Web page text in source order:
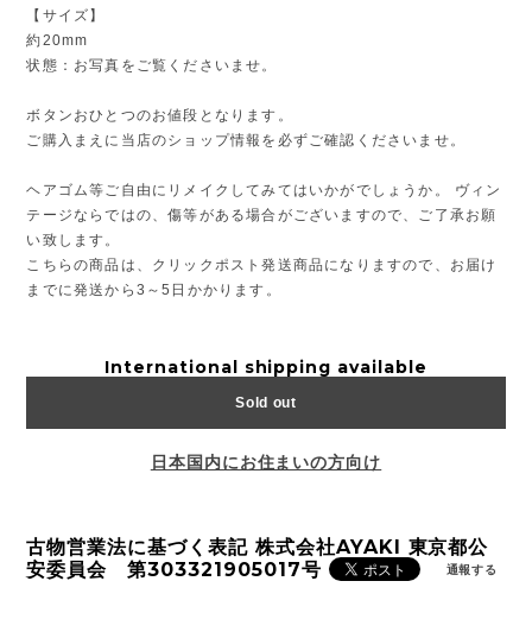
【サイズ】
約20mm
状態：お写真をご覧くださいませ。
ボタンおひとつのお値段となります。
ご購入まえに当店のショップ情報を必ずご確認くださいませ。
ヘアゴム等ご自由にリメイクしてみてはいかがでしょうか。 ヴィン
テージならではの、傷等がある場合がございますので、ご了承お願
い致します。
こちらの商品は、クリックポスト発送商品になりますので、お届け
までに発送から3～5日かかります。
International shipping available
Sold out
日本国内にお住まいの方向け
古物営業法に基づく表記 株式会社AYAKI 東京都公
安委員会 第303321905017号
通報する